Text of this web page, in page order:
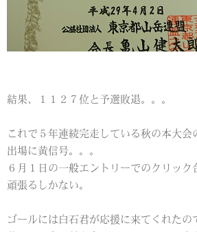
結果、１１２７位と予選敗退。。。
これで５年連続完走している秋の本大会
出場に黄信号。。。
６月１日の一般エントリーでのクリック
頑張るしかない。
ゴールには白石君が応援に来てくれたの